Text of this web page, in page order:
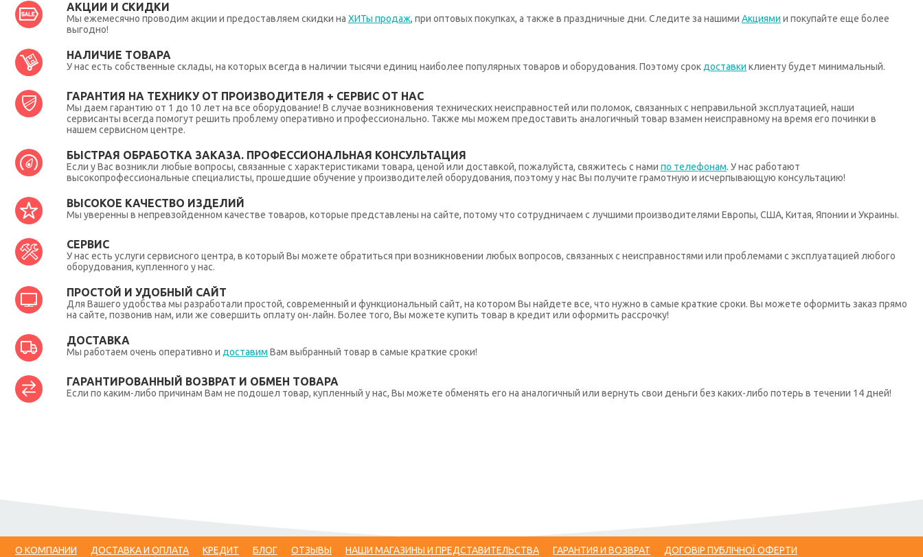
АКЦИИ И СКИДКИ
Мы ежемесячно проводим акции и предоставляем скидки на ХИТы продаж, при оптовых покупках, а также в праздничные дни. Следите за нашими Акциями и покупайте еще более
выгодно!
НАЛИЧИЕ ТОВАРА
У нас есть собственные склады, на которых всегда в наличии тысячи единиц наиболее популярных товаров и оборудования. Поэтому срокдоставки клиенту будет минимальный.
ГАРАНТИЯ НА ТЕХНИКУ ОТ ПРОИЗВОДИТЕЛЯ + СЕРВИС ОТ НАС
Мы даем гарантию от 1 до 10 лет на все оборудование! В случае возникновения технических неисправностей или поломок, связанных с неправильной эксплуатацией, наши
сервисанты всегда помогут решить проблему оперативно и профессионально. Также мы можем предоставить аналогичный товар взамен неисправному на время его починки в
нашем сервисном центре.
БЫСТРАЯ ОБРАБОТКА ЗАКАЗА. ПРОФЕССИОНАЛЬНАЯ КОНСУЛЬТАЦИЯ
Если у Вас возникли любые вопросы, связанные с характеристиками товара, ценой или доставкой, пожалуйста, свяжитесь с нами по телефонам. У нас работают
высокопрофессиональные специалисты, прошедшие обучение у производителей оборудования, поэтому у нас Вы получите грамотную и исчерпывающую консультацию!
ВЫСОКОЕ КАЧЕСТВО ИЗДЕЛИЙ
Мы уверенны в непревзойденном качестве товаров, которые представлены на сайте, потому что сотрудничаем с лучшими производителями Европы, США, Китая, Японии и Украины.
СЕРВИС
У нас есть услуги сервисного центра, в который Вы можете обратиться при возникновении любых вопросов, связанных с неисправностями или проблемами с эксплуатацией любого
оборудования, купленного у нас.
ПРОСТОЙ И УДОБНЫЙ САЙТ
Для Вашего удобства мы разработали простой, современный и функциональный сайт, на котором Вы найдете все, что нужно в самые краткие сроки. Вы можете оформить заказ прямо
на сайте, позвонив нам, или же совершить оплату он-лайн. Более того, Вы можете купить товар в кредит или оформить рассрочку!
ДОСТАВКА
Мы работаем очень оперативно и доставим Вам выбранный товар в самые краткие сроки!
ГАРАНТИРОВАННЫЙ ВОЗВРАТ И ОБМЕН ТОВАРА
Если по каким-либо причинам Вам не подошел товар, купленный у нас, Вы можете обменять его на аналогичный или вернуть свои деньги без каких-либо потерь в течении 14 дней!
О КОМПАНИИ ДОСТАВКА И ОПЛАТА КРЕДИТ БЛОГ ОТЗЫВЫ НАШИ МАГАЗИНЫ И ПРЕДСТАВИТЕЛЬСТВА ГАРАНТИЯ И ВОЗВРАТ ДОГОВІР ПУБЛІЧНОЇ ОФЕРТИ